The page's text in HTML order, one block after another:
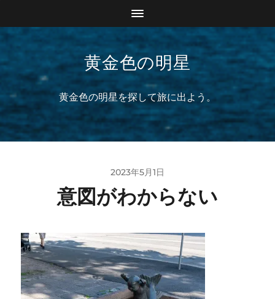
黄金色の明星
黄金色の明星を探して旅に出よう。
2023年5月1日
意図がわからない